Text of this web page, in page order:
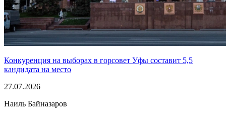
Конкуренция на выборах в горсовет Уфы составит 5,5
кандидата на место
27.07.2026
Наиль Байназаров